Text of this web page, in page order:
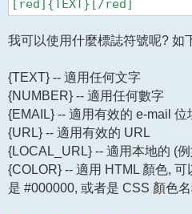
我可以使用什麼標誌符號呢? 如
{TEXT} -- 適用任何文字
{NUMBER} -- 適用任何數字
{EMAIL} -- 適用有效的 e-mail 位
{URL} -- 適用有效的 URL
{LOCAL_URL} -- 適用本地的 (
{COLOR} -- 適用 HTML 顏色,
是 #000000, 或者是 CSS 顏色